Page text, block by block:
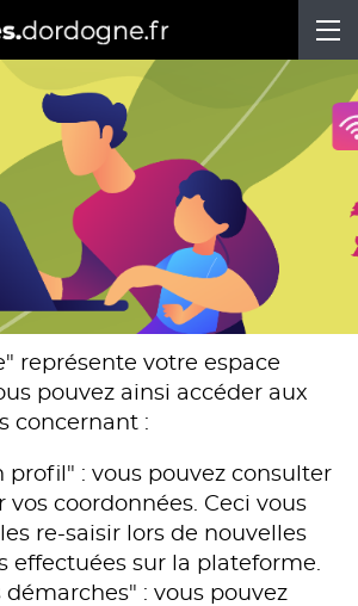
- ETABLISSEMENTS
COMPTE
PROFIL
DÉMARCHES
DE SUIVI
DE MOI
représente votre espace
pouvez ainsi accéder aux
concernant :
profil" : vous pouvez consulter
coordonnées. Ceci vous
re-saisir lors de nouvelles
effectuées sur la plateforme.
démarches" : vous pouvez